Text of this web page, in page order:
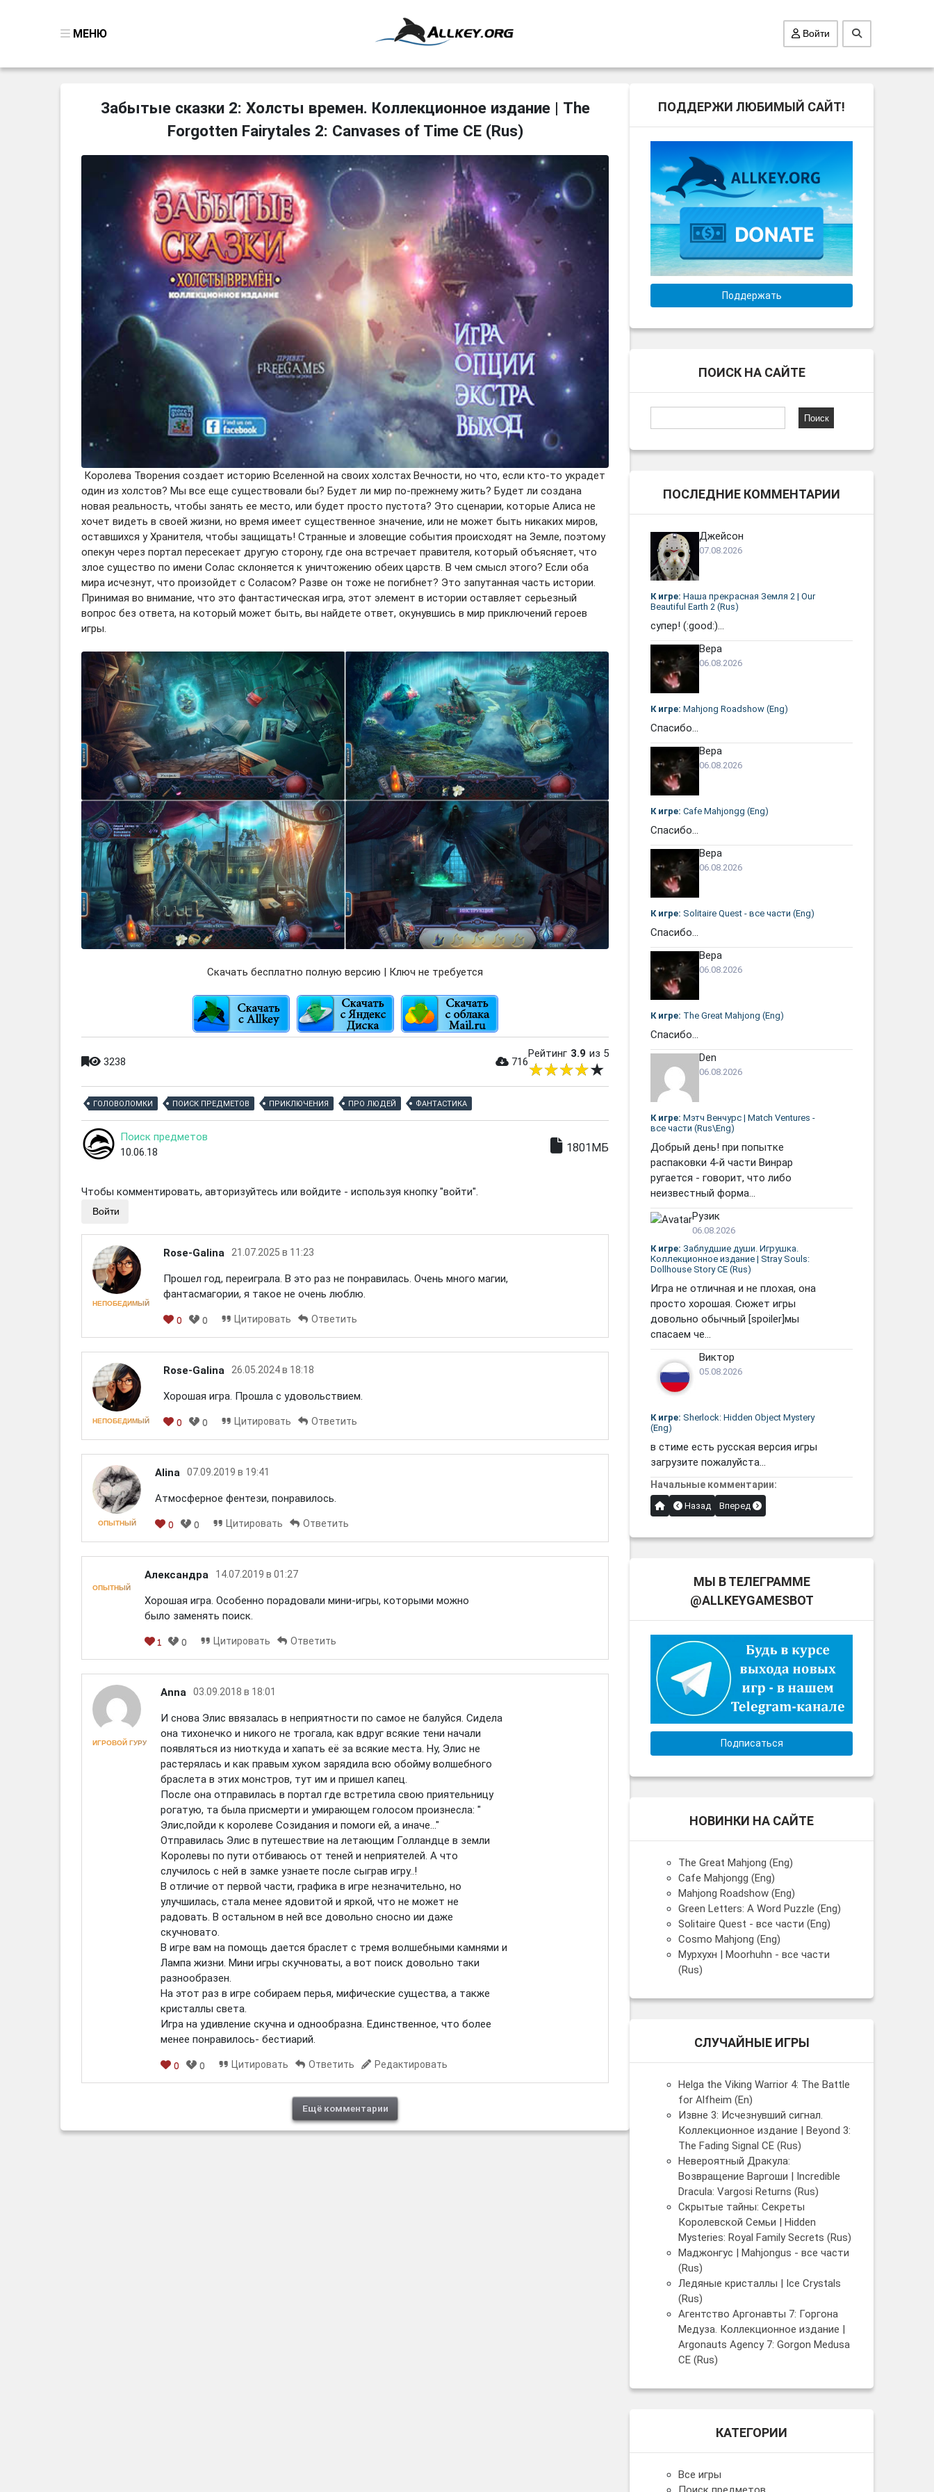
МЕНЮ
КВЕСТ
КАК СКАЧАТЬ
НОВОСТИ
Войти
Забытые сказки 2: Холсты времен. Коллекционное издание | The
Forgotten Fairytales 2: Canvases of Time CE (Rus)
Королева Творения создает историю Вселенной на своих холстах Вечности, но что, если кто-то украдет
один из холстов? Мы все еще существовали бы? Будет ли мир по-прежнему жить? Будет ли создана
новая реальность, чтобы занять ее место, или будет просто пустота? Это сценарии, которые Алиса не
хочет видеть в своей жизни, но время имеет существенное значение, или не может быть никаких миров,
оставшихся у Хранителя, чтобы защищать! Странные и зловещие события происходят на Земле, поэтому
опекун через портал пересекает другую сторону, где она встречает правителя, который объясняет, что
злое существо по имени Солас склоняется к уничтожению обеих царств. В чем смысл этого? Если оба
мира исчезнут, что произойдет с Соласом? Разве он тоже не погибнет? Это запутанная часть истории.
Принимая во внимание, что это фантастическая игра, этот элемент в истории оставляет серьезный
вопрос без ответа, на который может быть, вы найдете ответ, окунувшись в мир приключений героев
игры.
Скачать бесплатно полную версию | Ключ не требуется
3238 716
Рейтинг 3.9 из 5
ГОЛОВОЛОМКИ ПОИСК ПРЕДМЕТОВ ПРИКЛЮЧЕНИЯ ПРО ЛЮДЕЙ ФАНТАСТИКА
Поиск предметов
10.06.18
1801МБ
Чтобы комментировать, авторизуйтесь или войдите - используя кнопку "войти".
Войти
НЕПОБЕДИМЫЙ
Rose-Galina 21.07.2025 в 11:23
Прошел год, переиграла. В это раз не понравилась. Очень много магии,
фантасмагории, я такое не очень люблю.
0 0 Цитировать Ответить
НЕПОБЕДИМЫЙ
Rose-Galina 26.05.2024 в 18:18
Хорошая игра. Прошла с удовольствием.
0 0 Цитировать Ответить
ОПЫТНЫЙ
Alina 07.09.2019 в 19:41
Атмосферное фентези, понравилось.
0 0 Цитировать Ответить
ОПЫТНЫЙ
Александра 14.07.2019 в 01:27
Хорошая игра. Особенно порадовали мини-игры, которыми можно
было заменять поиск.
1 0 Цитировать Ответить
ИГРОВОЙ ГУРУ
Anna 03.09.2018 в 18:01
И снова Элис ввязалась в неприятности по самое не балуйся. Сидела
она тихонечко и никого не трогала, как вдруг всякие тени начали
появляться из ниоткуда и хапать её за всякие места. Ну, Элис не
растерялась и как правым хуком зарядила всю обойму волшебного
браслета в этих монстров, тут им и пришел капец.
После она отправилась в портал где встретила свою приятельницу
рогатую, та была присмерти и умирающем голосом произнесла: "
Элис,пойди к королеве Созидания и помоги ей, а иначе..."
Отправилась Элис в путешествие на летающим Голландце в земли
Королевы по пути отбиваюсь от теней и неприятелей. А что
случилось с ней в замке узнаете после сыграв игру..!
В отличие от первой части, графика в игре незначительно, но
улучшилась, стала менее ядовитой и яркой, что не может не
радовать. В остальном в ней все довольно сносно ии даже
скучновато.
В игре вам на помощь дается браслет с тремя волшебными камнями и
Лампа жизни. Мини игры скучноваты, а вот поиск довольно таки
разнообразен.
На этот раз в игре собираем перья, мифические существа, а также
кристаллы света.
Игра на удивление скучна и однообразна. Единственное, что более
менее понравилось- бестиарий.
0 0 Цитировать Ответить Редактировать
Ещё комментарии
ПОДДЕРЖИ ЛЮБИМЫЙ САЙТ!
Поддержать
ПОИСК НА САЙТЕ
ПОСЛЕДНИЕ КОММЕНТАРИИ
Джейсон
07.08.2026
К игре: Наша прекрасная Земля 2 | Our
Beautiful Earth 2 (Rus)
супер! (:good:)...
Вера
06.08.2026
К игре: Mahjong Roadshow (Eng)
Спасибо...
Вера
06.08.2026
К игре: Cafe Mahjongg (Eng)
Спасибо...
Вера
06.08.2026
К игре: Solitaire Quest - все части (Eng)
Спасибо...
Вера
06.08.2026
К игре: The Great Mahjong (Eng)
Спасибо...
Den
06.08.2026
К игре: Мэтч Венчурс | Match Ventures -
все части (Rus\Eng)
Добрый день! при попытке
распаковки 4-й части Винрар
ругается - говорит, что либо
неизвестный форма...
Рузик
06.08.2026
К игре: Заблудшие души. Игрушка.
Коллекционное издание | Stray Souls:
Dollhouse Story CE (Rus)
Игра не отличная и не плохая, она
просто хорошая. Сюжет игры
довольно обычный [spoiler]мы
спасаем че...
Виктор
05.08.2026
К игре: Sherlock: Hidden Object Mystery
(Eng)
в стиме есть русская версия игры
загрузите пожалуйста...
Начальные комментарии:
Назад Вперед
МЫ В ТЕЛЕГРАММЕ
@ALLKEYGAMESBOT
Подписаться
НОВИНКИ НА САЙТЕ
The Great Mahjong (Eng)
Cafe Mahjongg (Eng)
Mahjong Roadshow (Eng)
Green Letters: A Word Puzzle (Eng)
Solitaire Quest - все части (Eng)
Cosmo Mahjong (Eng)
Мурхухн | Moorhuhn - все части
(Rus)
СЛУЧАЙНЫЕ ИГРЫ
Helga the Viking Warrior 4: The Battle
for Alfheim (En)
Извне 3: Исчезнувший сигнал.
Коллекционное издание | Beyond 3:
The Fading Signal CE (Rus)
Невероятный Дракула:
Возвращение Варгоши | Incredible
Dracula: Vargosi Returns (Rus)
Скрытые тайны: Секреты
Королевской Семьи | Hidden
Mysteries: Royal Family Secrets (Rus)
Маджонгус | Mahjongus - все части
(Rus)
Ледяные кристаллы | Ice Crystals
(Rus)
Агентство Аргонавты 7: Горгона
Медуза. Коллекционное издание |
Argonauts Agency 7: Gorgon Medusa
CE (Rus)
КАТЕГОРИИ
Все игры